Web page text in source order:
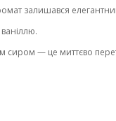
залишався
— це миттєво